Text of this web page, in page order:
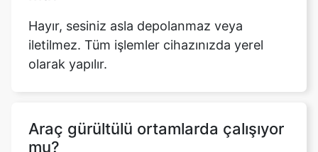
Hayır, sesiniz asla depolanmaz veya
iletilmez. Tüm işlemler cihazınızda yerel
olarak yapılır.
Araç gürültülü ortamlarda çalışıyor
mu?